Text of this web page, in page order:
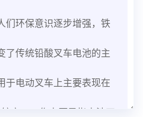
们环保意识逐步增强，铁
了传统铅酸叉车电池的主
于电动叉车上主要表现在